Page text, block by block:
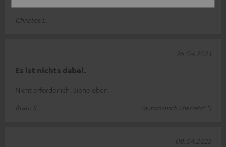
Christos L.
Es ist nichts dabei.
Nicht erforderlich. Siehe oben.
Bram S.
(automatisch übersetzt *)
26.04.2023
08.04.2023